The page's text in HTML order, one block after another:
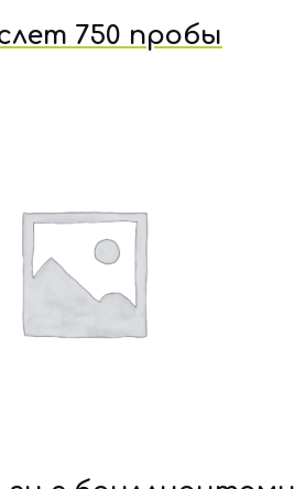
750 пробы